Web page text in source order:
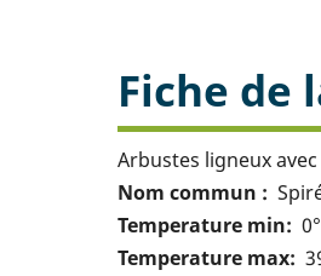
Fiche de
Arbustes ligneux
Nom commun
Temperature min
Temperature max